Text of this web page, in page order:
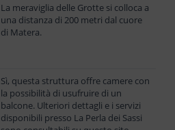
La meraviglia delle Grotte si colloca a
una distanza di 200 metri dal cuore
di Matera.
Sì, questa struttura offre camere con
la possibilità di usufruire di un
balcone. Ulteriori dettagli e i servizi
disponibili presso La Perla dei Sassi